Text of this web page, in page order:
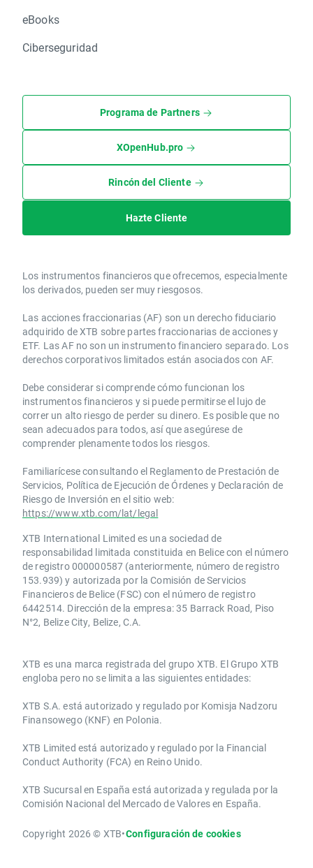
eBooks
Ciberseguridad
Programa de Partners
XOpenHub.pro
Rincón del Cliente
Hazte Cliente
Los instrumentos financieros que ofrecemos, especialmente
los derivados, pueden ser muy riesgosos.
Las acciones fraccionarias (AF) son un derecho fiduciario
adquirido de XTB sobre partes fraccionarias de acciones y
ETF. Las AF no son un instrumento financiero separado. Los
derechos corporativos limitados están asociados con AF.
Debe considerar si comprende cómo funcionan los
instrumentos financieros y si puede permitirse el lujo de
correr un alto riesgo de perder su dinero. Es posible que no
sean adecuados para todos, así que asegúrese de
comprender plenamente todos los riesgos.
Familiarícese consultando el Reglamento de Prestación de
Servicios, Política de Ejecución de Órdenes y Declaración de
Riesgo de Inversión en el sitio web:
https://www.xtb.com/lat/legal
XTB International Limited es una sociedad de
responsabilidad limitada constituida en Belice con el número
de registro 000000587 (anteriormente, número de registro
153.939) y autorizada por la Comisión de Servicios
Financieros de Belice (FSC) con el número de registro
6442514. Dirección de la empresa: 35 Barrack Road, Piso
N°2, Belize City, Belize, C.A.
​​XTB es una marca registrada del grupo XTB. El Grupo XTB
engloba pero no se limita a las siguientes entidades:
XTB S.A.​ está autorizado y regulado por Komisja Nadzoru
Finansowego (KNF) ​en Polonia.
XTB Limited ​está autorizado y regulado por la ​Financial
Conduct Authority ​(FCA) en ​​Reino Unido.
XTB Sucursal en España está autorizada y regulada por la
Comisión Nacional del Mercado de Valores en España.
Copyright 2026 © XTB•Configuración de cookies